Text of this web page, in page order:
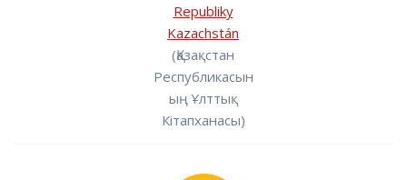
Republiky
Kazachstán
(Қазақстан
Республикасын
ың Ұлттық
Кiтапханасы)